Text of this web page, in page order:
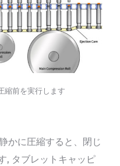
縮前を実行します
かに圧縮すると、閉じ
, タブレットキャッピ